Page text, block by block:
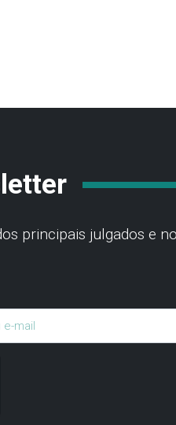
principais julgados e